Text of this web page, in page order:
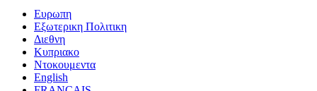
Ευρωπη
Εξωτερικη Πολιτικη
Διεθνη
Κυπριακο
Ντοκουμεντα
English